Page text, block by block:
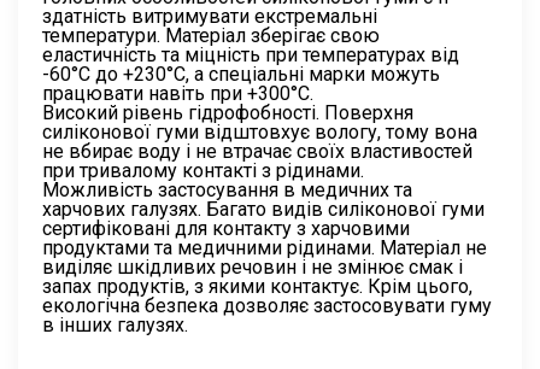
здатність витримувати екстремальні
температури. Матеріал зберігає свою
еластичність та міцність при температурах від
-60°C до +230°C, а спеціальні марки можуть
працювати навіть при +300°C.
Високий рівень гідрофобності. Поверхня
силіконової гуми відштовхує вологу, тому вона
не вбирає воду і не втрачає своїх властивостей
при тривалому контакті з рідинами.
Можливість застосування в медичних та
харчових галузях. Багато видів силіконової гуми
сертифіковані для контакту з харчовими
продуктами та медичними рідинами. Матеріал не
виділяє шкідливих речовин і не змінює смак і
запах продуктів, з якими контактує. Крім цього,
екологічна безпека дозволяє застосовувати гуму
в інших галузях.